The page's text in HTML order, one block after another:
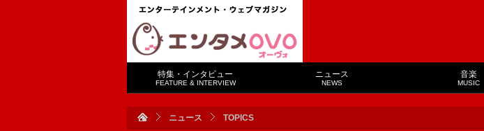
特集・インタビュー
FEATURE & INTERVIEW
ニュース
NEWS
音楽
MUSIC
ニュース TOPICS